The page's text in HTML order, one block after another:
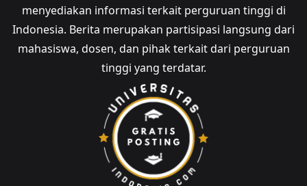
menyediakan informasi terkait perguruan tinggi di
Indonesia. Berita merupakan partisipasi langsung dari
mahasiswa, dosen, dan pihak terkait dari perguruan
tinggi yang terdatar.